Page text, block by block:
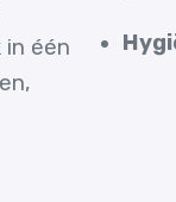
in één